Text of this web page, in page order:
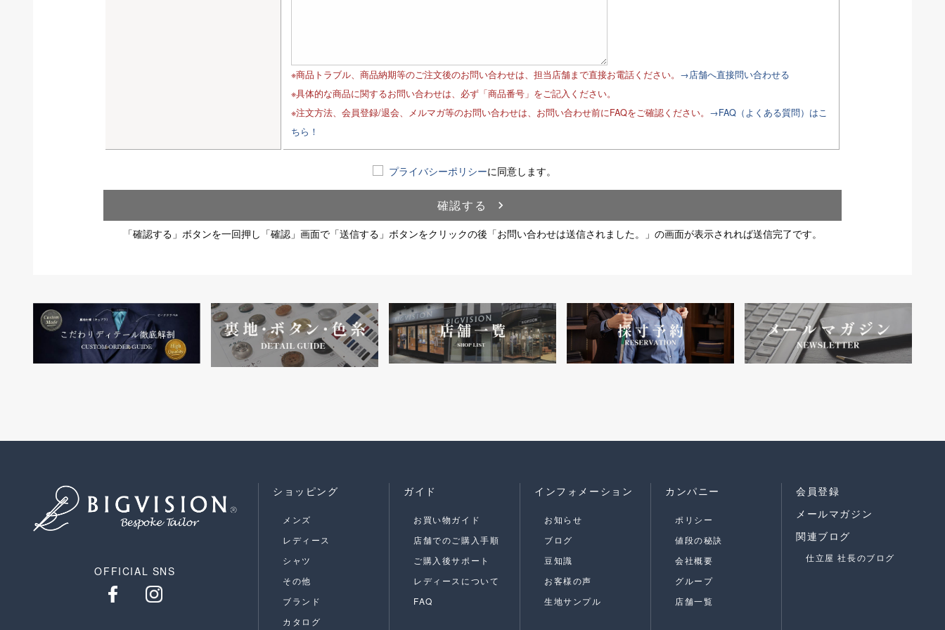
※商品トラブル、商品納期等のご注文後のお問い合わせは、担当店舗まで直接お電話ください。 →店舗へ直接問い合わせる
※具体的な商品に関するお問い合わせは、必ず「商品番号」をご記入ください。
※注文方法、会員登録/退会、メルマガ等のお問い合わせは、お問い合わせ前にFAQをご確認ください。 →FAQ（よくある質問）はこ
ちら！
プライバシーポリシーに同意します。
確認する
navigate_next
「確認する」ボタンを一回押し「確認」画面で「送信する」ボタンをクリックの後「お問い合わせは送信されました。」の画面が表示されれば送信完了です。
OFFICIAL SNS
ショッピング
メンズ
レディース
シャツ
その他
ブランド
カタログ
ガイド
お買い物ガイド
店舗でのご購入手順
ご購入後サポート
レディースについて
FAQ
インフォメーション
お知らせ
ブログ
豆知識
お客様の声
生地サンプル
カンパニー
ポリシー
値段の秘訣
会社概要
グループ
店舗一覧
会員登録
メールマガジン
関連ブログ
仕立屋 社長のブログ